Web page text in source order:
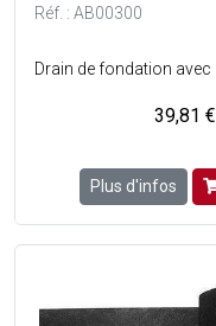
Réf. : AB00300
39,81 €
Plus d'infos